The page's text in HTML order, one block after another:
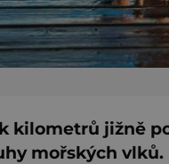
kilometrů jižně
mořských vlků.